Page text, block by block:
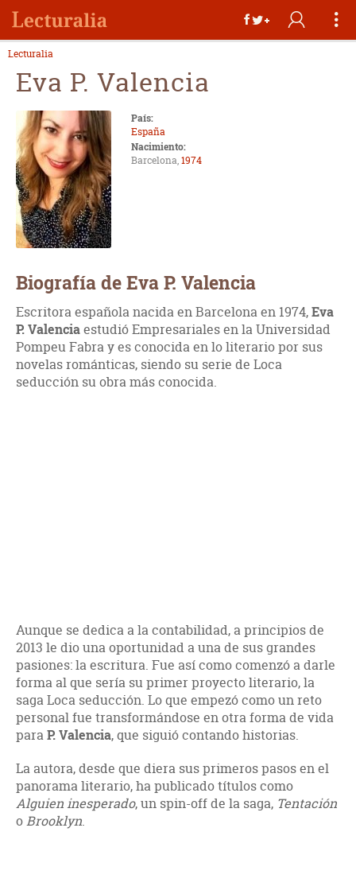
Lecturalia
Eva P. Valencia
País:
España
Nacimiento:
Barcelona,1974
Biografía de Eva P. Valencia
Escritora española nacida en Barcelona en 1974,Eva
P. Valenciaestudió Empresariales en la Universidad
Pompeu Fabra y es conocida en lo literario por sus
novelas románticas, siendo su serie de Loca
seducción su obra más conocida.
Aunque se dedica a la contabilidad, a principios de
2013 le dio una oportunidad a una de sus grandes
pasiones: la escritura. Fue así como comenzó a darle
forma al que sería su primer proyecto literario, la
saga Loca seducción. Lo que empezó como un reto
personal fue transformándose en otra forma de vida
paraP. Valencia, que siguió contando historias.
La autora, desde que diera sus primeros pasos en el
panorama literario, ha publicado títulos como
Alguien inesperado, un spin-off de la saga, Tentación
oBrooklyn.